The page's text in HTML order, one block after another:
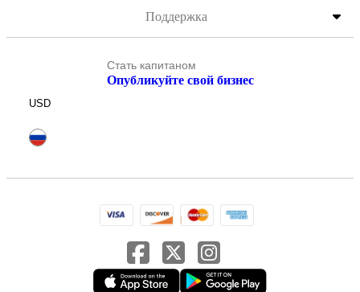
Поддержка
Стать капитаном
Опубликуйте свой бизнес
USD